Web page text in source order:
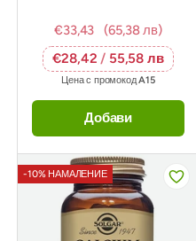
€33,43
(65,38 лв)
€28,42/ 55,58 лв
Цена с промокодA15
Добави
-10% НАМАЛЕНИЕ